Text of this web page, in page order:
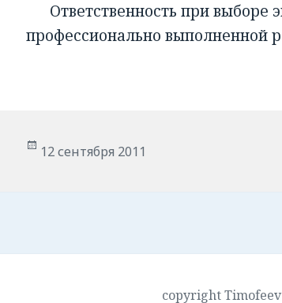
Ответственность при выборе
профессионально выполненной
Опубликовано
12 сентября 2011
copyright